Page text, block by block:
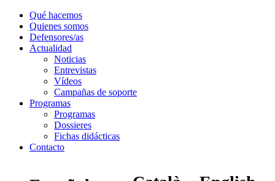
Qué hacemos
Quienes somos
Defensores/as
Actualidad
Noticias
Entrevistas
Vídeos
Campañas de soporte
Programas
Programas
Dossieres
Fichas didácticas
Contacto